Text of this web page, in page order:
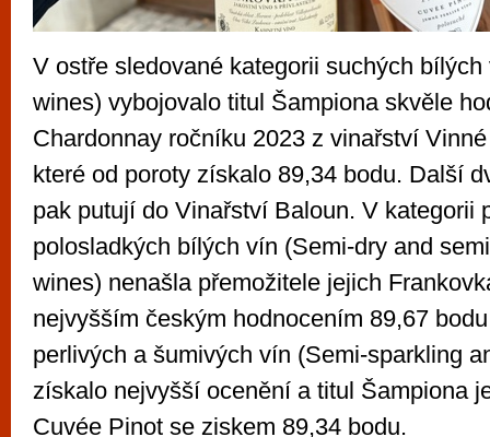
V ostře sledované kategorii suchých
wines) vybojovalo titul Šampiona skvěle
Chardonnay ročníku 2023 z vinařství
které od poroty získalo 89,34 bodu. Další
pak putují do Vinařství Baloun. V kategorii
polosladkých bílých vín (Semi-dry and
wines) nenašla přemožitele jejich
nejvyšším českým hodnocením 89,67
perlivých a šumivých vín (Semi-sparkling
získalo nejvyšší ocenění a titul Šampiona
Cuvée Pinot se ziskem 89,34 bodu.